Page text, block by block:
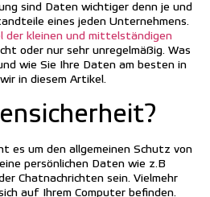
sind Daten wichtiger denn je und
eines jeden Unternehmens.
der kleinen und mittelständigen
oder nur sehr unregelmäßig. Was
wie Sie Ihre Daten am besten in
in diesem Artikel.
es um den allgemeinen Schutz von
persönlichen Daten wie z.B
Chatnachrichten sein. Vielmehr
auf Ihrem Computer befinden.